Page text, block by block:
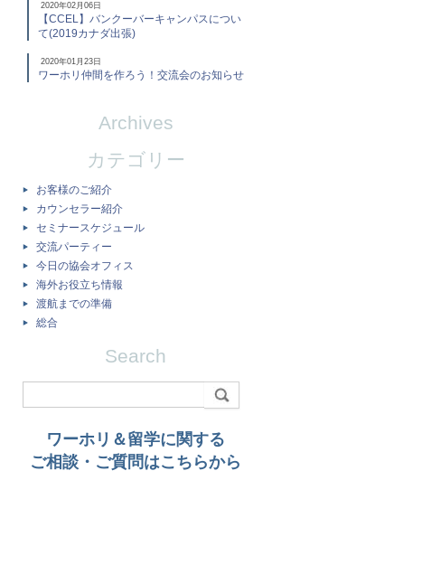
2020年02月06日
【CCEL】バンクーバーキャンパスについ
て(2019カナダ出張)
2020年01月23日
ワーホリ仲間を作ろう！交流会のお知らせ
Archives
カテゴリー
お客様のご紹介
カウンセラー紹介
セミナースケジュール
交流パーティー
今日の協会オフィス
海外お役立ち情報
渡航までの準備
総合
Search
ワーホリ＆留学に関する
ご相談・ご質問はこちらから